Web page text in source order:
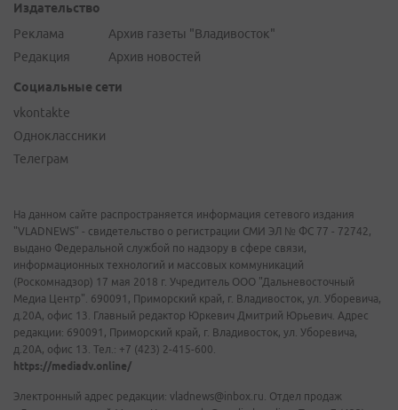
Издательство
Реклама
Редакция
Архив газеты "Владивосток"
Архив новостей
Социальные сети
vkontakte
Одноклассники
Телеграм
На данном сайте распространяется информация сетевого издания
"VLADNEWS" - свидетельство о регистрации СМИ ЭЛ № ФС 77 - 72742,
выдано Федеральной службой по надзору в сфере связи,
информационных технологий и массовых коммуникаций
(Роскомнадзор) 17 мая 2018 г. Учредитель ООО "Дальневосточный
Медиа Центр". 690091, Приморский край, г. Владивосток, ул. Уборевича,
д.20А, офис 13. Главный редактор Юркевич Дмитрий Юрьевич. Адрес
редакции: 690091, Приморский край, г. Владивосток, ул. Уборевича,
д.20А, офис 13. Тел.: +7 (423) 2-415-600.
https://mediadv.online/
Электронный адрес редакции: vladnews@inbox.ru. Отдел продаж